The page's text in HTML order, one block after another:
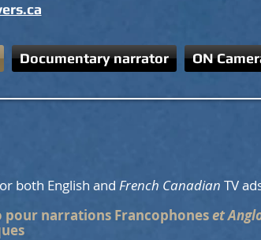
Documentary narrator ON
both English and French Canadian TV
pour narrations Francophoneset